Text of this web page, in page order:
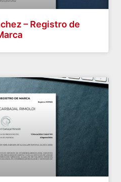
– Registro de